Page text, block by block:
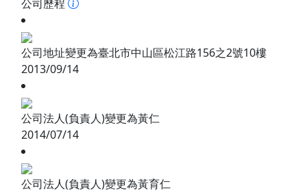
公司歷程
公司地址變更為臺北市中山區松江路156之2號10樓
2013/09/14
公司法人(負責人)變更為黃仁
2014/07/14
公司法人(負責人)變更為黃育仁